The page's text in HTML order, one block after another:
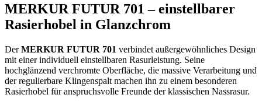
MERKUR FUTUR 701 – einstellbarer
Rasierhobel in Glanzchrom
DerMERKUR FUTUR 701 verbindet außergewöhnliches Design
mit einer individuell einstellbaren Rasurleistung. Seine
hochglänzend verchromte Oberfläche, die massive Verarbeitung und
der regulierbare Klingenspalt machen ihn zu einem besonderen
Rasierhobel für anspruchsvolle Freunde der klassischen Nassrasur.